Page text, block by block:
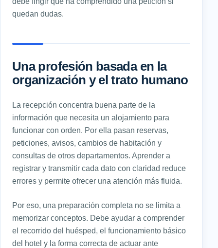
quedan dudas.
Una profesión basada en la
organización y el trato humano
La recepción concentra buena parte de la
información que necesita un alojamiento para
funcionar con orden. Por ella pasan reservas,
peticiones, avisos, cambios de habitación y
consultas de otros departamentos. Aprender a
registrar y transmitir cada dato con claridad reduce
errores y permite ofrecer una atención más fluida.
Por eso, una preparación completa no se limita a
memorizar conceptos. Debe ayudar a comprender
el recorrido del huésped, el funcionamiento básico
del hotel y la forma correcta de actuar ante